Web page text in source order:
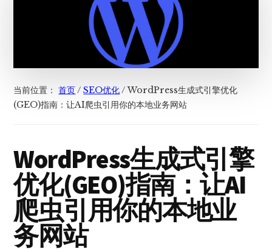
当前位置：首页/ SEO优化/WordPress生成式引擎优化
(GEO)指南：让AI爬虫引用你的本地业务网站
WordPress生成式引擎
优化(GEO)指南：让AI
爬虫引用你的本地业
务网站